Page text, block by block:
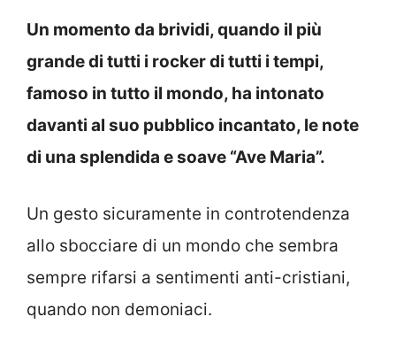
Un momento da brividi, quando il più
grande di tutti i rocker di tutti i tempi,
famoso in tutto il mondo, ha intonato
davanti al suo pubblico incantato, le note
di una splendida e soave “Ave Maria”.
Un gesto sicuramente in controtendenza
allo sbocciare di un mondo che sembra
sempre rifarsi a sentimenti anti-cristiani,
quando non demoniaci.